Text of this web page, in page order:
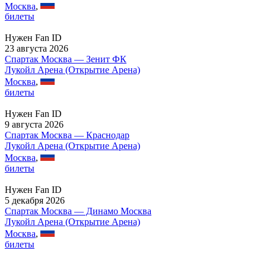
Москва,
билеты
Нужен Fan ID
23 августа 2026
Спартак Москва — Зенит ФК
Лукойл Арена (Открытие Арена)
Москва,
билеты
Нужен Fan ID
9 августа 2026
Спартак Москва — Краснодар
Лукойл Арена (Открытие Арена)
Москва,
билеты
Нужен Fan ID
5 декабря 2026
Спартак Москва — Динамо Москва
Лукойл Арена (Открытие Арена)
Москва,
билеты